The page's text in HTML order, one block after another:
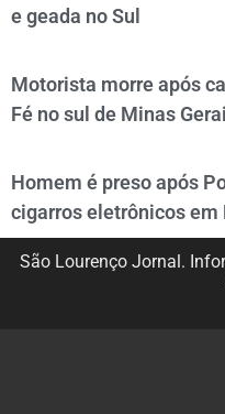
e geada no Sul
Motorista morre após
Fé no sul de Minas
Homem é preso após
cigarros eletrônicos em
São Lourenço Jornal.